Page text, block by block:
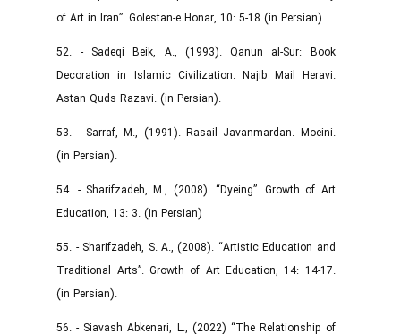
of Art in Iran”. Golestan-e Honar, 10: 5-18 (in Persian).
52. - Sadeqi Beik, A., (1993). Qanun al-Sur: Book
Decoration in Islamic Civilization. Najib Mail Heravi.
Astan Quds Razavi. (in Persian).
53. - Sarraf, M., (1991). Rasail Javanmardan. Moeini.
(in Persian).
54. - Sharifzadeh, M., (2008). “Dyeing”. Growth of Art
Education, 13: 3. (in Persian)
55. - Sharifzadeh, S. A., (2008). “Artistic Education and
Traditional Arts”. Growth of Art Education, 14: 14-17.
(in Persian).
56. - Siavash Abkenari, L., (2022) “The Relationship of